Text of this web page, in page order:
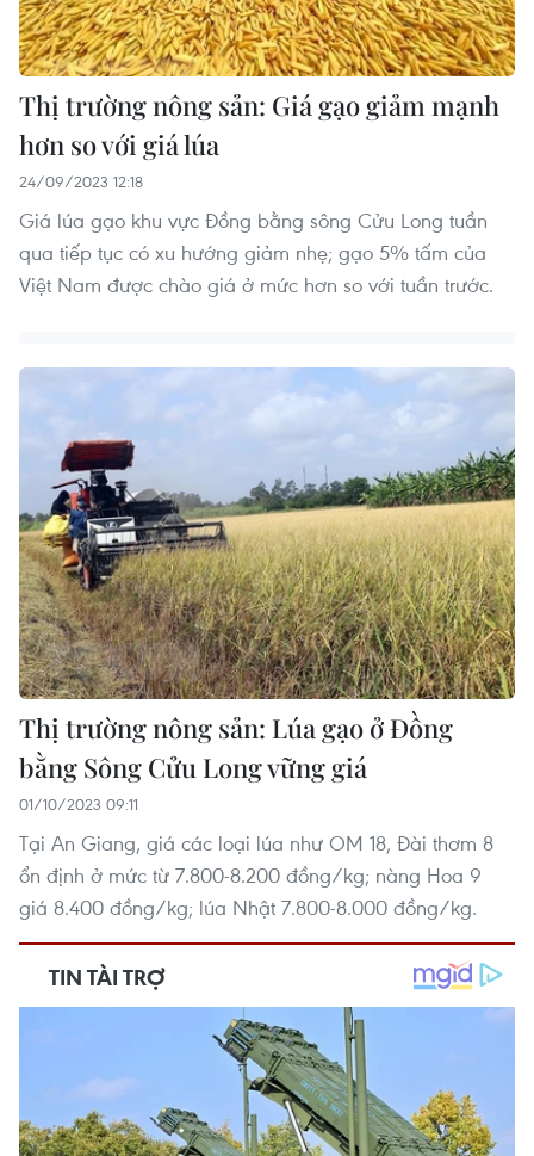
Thị trường nông sản: Giá gạo giảm mạnh
hơn so với giá lúa
24/09/2023 12:18
Giá lúa gạo khu vực Đồng bằng sông Cửu Long tuần
qua tiếp tục có xu hướng giảm nhẹ; gạo 5% tấm của
Việt Nam được chào giá ở mức hơn so với tuần trước.
Thị trường nông sản: Lúa gạo ở Đồng
bằng Sông Cửu Long vững giá
01/10/2023 09:11
Tại An Giang, giá các loại lúa như OM 18, Đài thơm 8
ổn định ở mức từ 7.800-8.200 đồng/kg; nàng Hoa 9
giá 8.400 đồng/kg; lúa Nhật 7.800-8.000 đồng/kg.